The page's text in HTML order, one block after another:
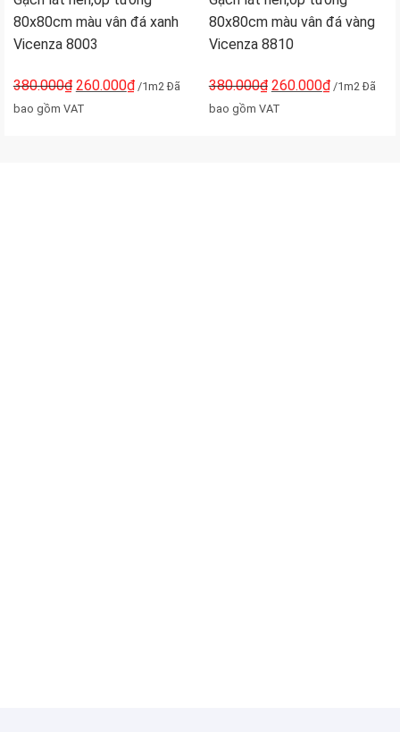
80x80cm màu vân đá xanh
Vicenza 8003
380.000₫ 260.000₫/1m2 Đã
bao gồm VAT
80x80cm màu vân đá vàng
Vicenza 8810
380.000₫ 260.000₫/1m2 Đã
bao gồm VAT